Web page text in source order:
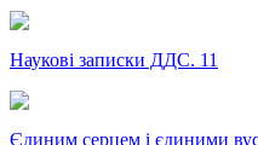
Наукові записки ДДС. 11
Єдиним серцем і єдиними